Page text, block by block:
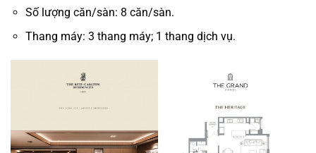
Số lượng căn/sàn: 8 căn/sàn.
Thang máy: 3 thang máy; 1 thang dịch vụ.